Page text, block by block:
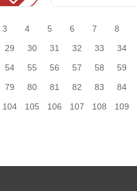
3 4 5 6 7
8
29 30 31 32 33
34
54 55 56 57 58
59
79 80 81 82 83
84
104 105 106 107 108
109